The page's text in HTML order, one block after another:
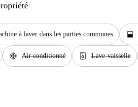
à laver dans les parties communes window_open
ac_unit Air conditionné dishwasher_gen Lave-vaisselle